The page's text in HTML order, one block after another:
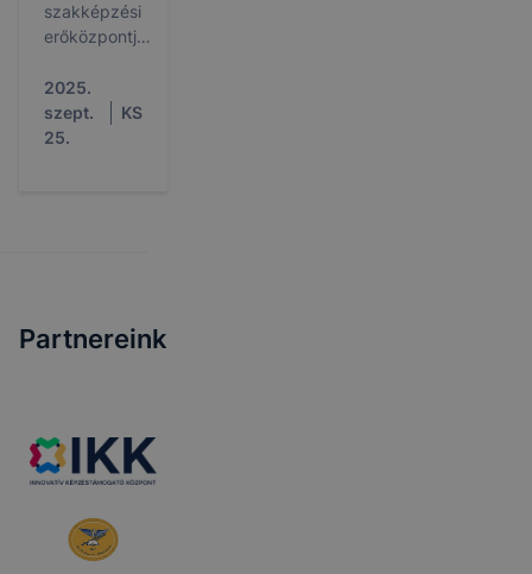
szakképzési
erőközpontja
szakképzési
nagyhatalma!
2025.
szept.
25.
KS
Partnereink